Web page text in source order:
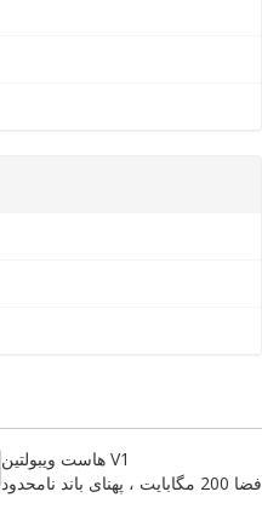
هاست ویبولتین V1
فضا 200 مگابایت ، پهنای باند نامحدود